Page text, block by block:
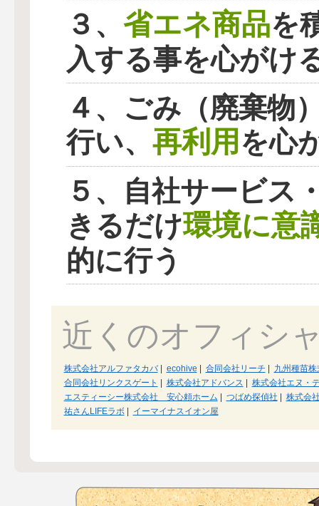
３、 省エネ商品を
入する事を心がけ
４、ごみ（廃棄物
行い、 再利用を心
５、自社サービス
きるだけ環境に意
的に行う
近くのオフィシ
株式会社アルファタカバ| ecohive 合同会社リーチ
九州種苗株
合同会社リンクスゲート
株式会社アドバンス
株式会社エヌ・
エスティーシー株式会社 安心頼ホーム
つばめ探偵社
株式会
祐さんLIFEラボ| イーマイナスイオン屋